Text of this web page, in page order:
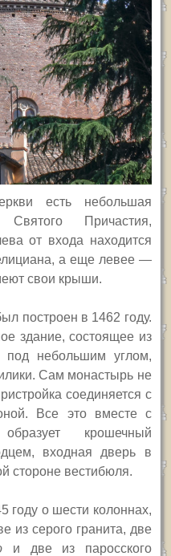
есть небольшая
Причастия,
от входа находится
а еще левее —
свои крыши.
построен в 1462 году.
здание, состоящее из
под небольшим углом,
Сам монастырь не
соединяется с
Все это вместе с
крошечный
входная дверь в
стороне вестибюля.
году о шести колоннах,
из серого гранита, две
и две из паросского